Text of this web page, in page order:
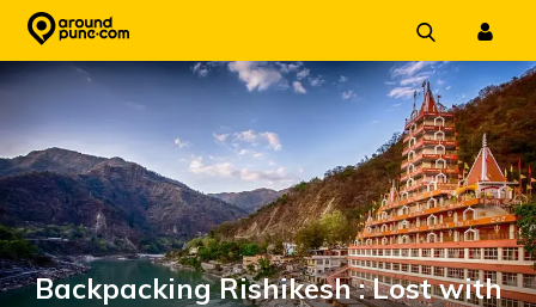
Backpacking Rishikesh : Lost with